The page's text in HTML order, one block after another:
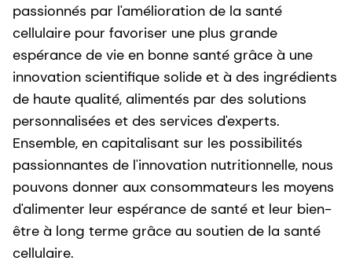
passionnés par l'amélioration de la santé
cellulaire pour favoriser une plus grande
espérance de vie en bonne santé grâce à une
innovation scientifique solide et à des ingrédients
de haute qualité, alimentés par des solutions
personnalisées et des services d'experts.
Ensemble, en capitalisant sur les possibilités
passionnantes de l'innovation nutritionnelle, nous
pouvons donner aux consommateurs les moyens
d'alimenter leur espérance de santé et leur bien-
être à long terme grâce au soutien de la santé
cellulaire.